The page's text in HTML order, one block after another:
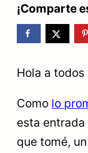
¡Comparte
Hola a
Como lo
esta
que tomé,